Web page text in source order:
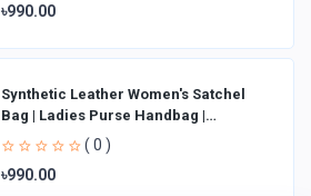
৳990.00
Synthetic Leather Women's Satchel
Bag | Ladies Purse Handbag |
Handheld Bag | Sl
( 0 )
৳990.00